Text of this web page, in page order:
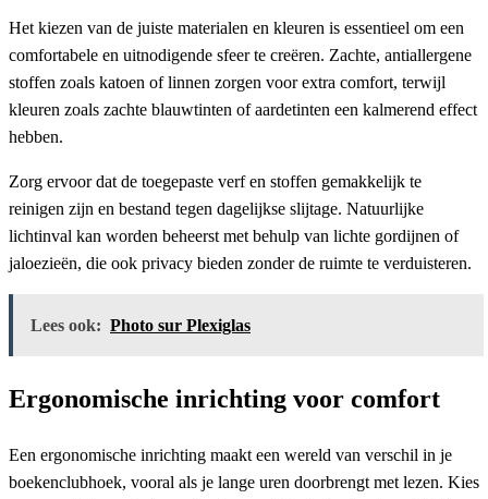
Het kiezen van de juiste materialen en kleuren is essentieel om een
comfortabele en uitnodigende sfeer te creëren. Zachte, antiallergene
stoffen zoals katoen of linnen zorgen voor extra comfort, terwijl
kleuren zoals zachte blauwtinten of aardetinten een kalmerend effect
hebben.
Zorg ervoor dat de toegepaste verf en stoffen gemakkelijk te
reinigen zijn en bestand tegen dagelijkse slijtage. Natuurlijke
lichtinval kan worden beheerst met behulp van lichte gordijnen of
jaloezieën, die ook privacy bieden zonder de ruimte te verduisteren.
Lees ook: Photo sur Plexiglas
Ergonomische inrichting voor comfort
Een ergonomische inrichting maakt een wereld van verschil in je
boekenclubhoek, vooral als je lange uren doorbrengt met lezen. Kies